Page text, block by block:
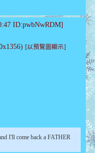
ID:pwbNwRDM]
[以預覽圖顯示]
I'll come back a FATHER